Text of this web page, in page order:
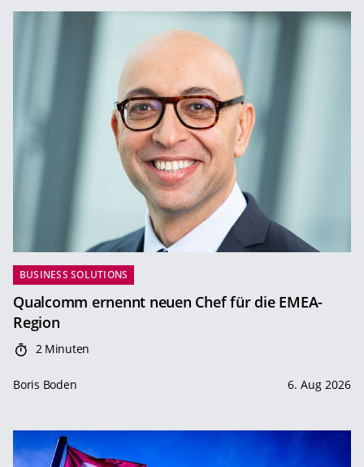
BUSINESS SOLUTIONS
Qualcomm ernennt neuen Chef für die EMEA-
Region
2 Minuten
Boris Boden 6. Aug 2026